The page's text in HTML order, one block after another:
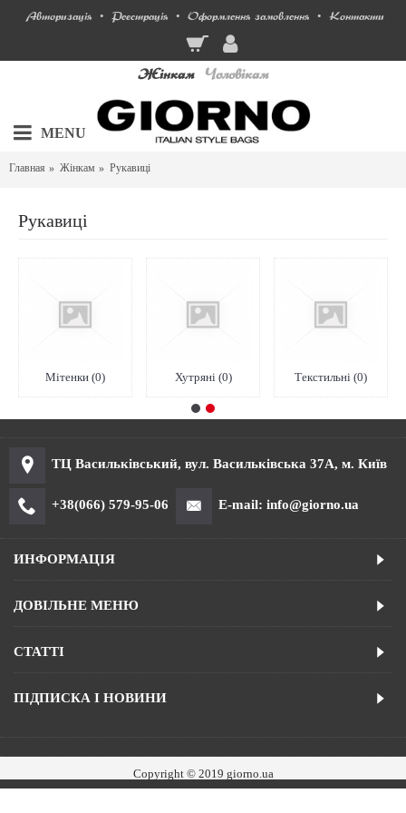
Авторизація • Реєстрація • Оформлення замовлення • Контакти
Жінкам Чоловікам
MENU
Главная Жінкам Рукавиці
Рукавиці
Мітенки (0) Хутряні (0) Текстильні (0)
ТЦ Васильківський, вул. Васильківська 37А, м. Київ
+38(066) 579-95-06 E-mail: info@giorno.ua
ИНФОРМАЦІЯ
ДОВІЛЬНЕ МЕНЮ
СТАТТІ
ПІДПИСКА І НОВИНИ
Copyright © 2019 giorno.ua